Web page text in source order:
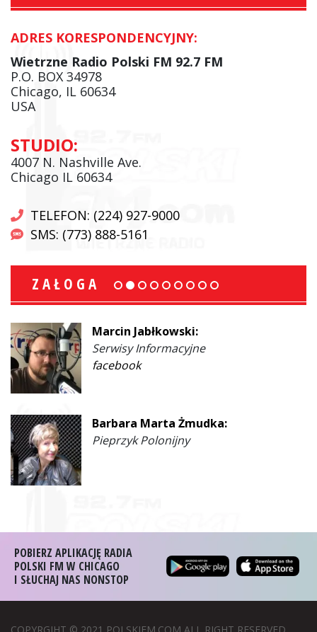
ADRES KORESPONDENCYJNY:
Wietrzne Radio Polski FM 92.7 FM
P.O. BOX 34978
Chicago, IL 60634
USA
STUDIO:
4007 N. Nashville Ave.
Chicago IL 60634
TELEFON: (224) 927-9000
SMS: (773) 888-5161
ZAŁOGA
Marcin Jabłkowski:
Serwisy Informacyjne
facebook
Barbara Marta Żmudka:
Pieprzyk Polonijny
POBIERZ APLIKACJĘ RADIA
POLSKI FM W CHICAGO
I SŁUCHAJ NAS NONSTOP
COPYRGIHT © 2021 POLSKIFM.COM ALL RIGHT RESERVED.